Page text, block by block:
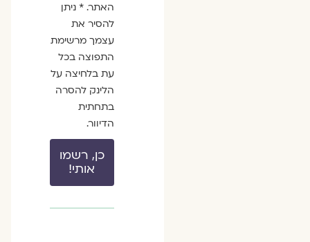
האתר. * ניתן
להסיר את
עצמך מרשימת
התפוצה בכל
עת בלחיצה על
הלינק להסרה
בתחתית
הדיוור.
כן, רשמו
אותי!